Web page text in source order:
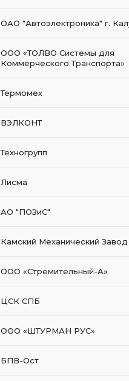
ОАО "Автоэлектроника" г.
ООО «ТОЛВО Системы для
Коммерческого Транспорта»
Термомех
ВЭЛКОНТ
Техногрупп
Лисма
АО "ПОЗиС"
Камский Механический Завод
ООО «Стремительный-А»
ЦСК СПБ
ООО «ШТУРМАН РУС»
БПВ-Ост